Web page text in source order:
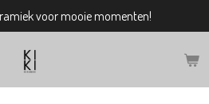
voor mooie momenten!